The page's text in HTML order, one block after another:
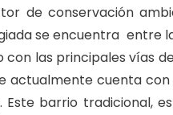
de conservación
se encuentra entre
las principales vías
actualmente cuenta
Este barrio tradicional,